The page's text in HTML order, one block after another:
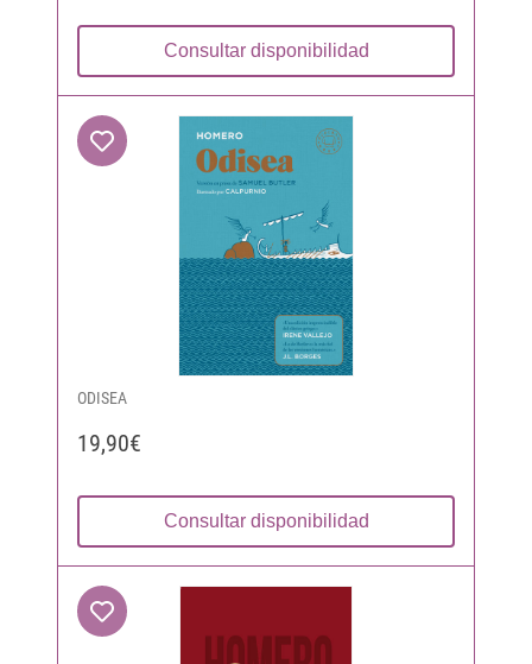
Consultar disponibilidad
ODISEA
19,90€
Consultar disponibilidad